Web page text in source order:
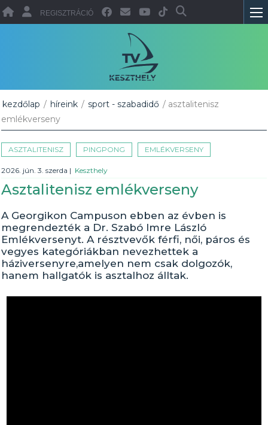
REGISZTRÁCIÓ
kezdőlap / híreink / sport - szabadidő / asztalitenisz
emlékverseny
ASZTALITENISZ PINGPONG EMLÉKVERSENY
2026. jún. 3. szerda | Keszthely
Asztalitenisz emlékverseny
A Georgikon Campuson ebben az évben is
megrendezték a Dr. Szabó Imre László
Emlékversenyt. A résztvevők férfi, női, páros és
vegyes kategóriákban nevezhettek a
háziversenyre,amelyen nem csak dolgozók,
hanem hallgatók is asztalhoz álltak.